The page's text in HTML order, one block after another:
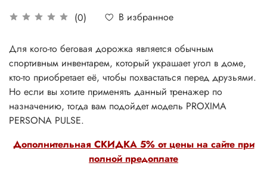
(0) В избранное
Дополнительная СКИДКА 5% от цены на сайте при
полной предоплате
Для кого-то беговая дорожка является обычным
спортивным инвентарем, который украшает угол в доме,
кто-то приобретает её, чтобы похвастаться перед друзьями.
Но если вы хотите применять данный тренажер по
назначению, тогда вам подойдет модель PROXIMA
PERSONA PULSE.